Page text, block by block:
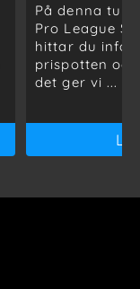
På denna
Pro League
hittar du
prispotten
det ger vi ...